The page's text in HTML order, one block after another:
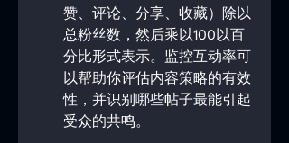
赞、评论、分享、收藏）除以
总粉丝数，然后乘以100以百
分比形式表示。监控互动率可
以帮助你评估内容策略的有效
性，并识别哪些帖子最能引起
受众的共鸣。